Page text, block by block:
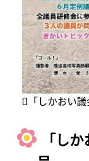
「しかおい
「し